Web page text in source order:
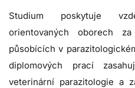
Studium poskytuje
orientovaných oborech
působících v
diplomových prací
veterinární parazitologie a